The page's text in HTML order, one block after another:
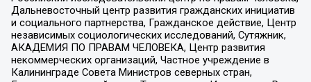
Дальневосточный центр развития гражданских инициатив
и социального партнерства, Гражданское действие, Центр
независимых социологических исследований, Сутяжник,
АКАДЕМИЯ ПО ПРАВАМ ЧЕЛОВЕКА, Центр развития
некоммерческих организаций, Частное учреждение в
Калининграде Совета Министров северных стран,